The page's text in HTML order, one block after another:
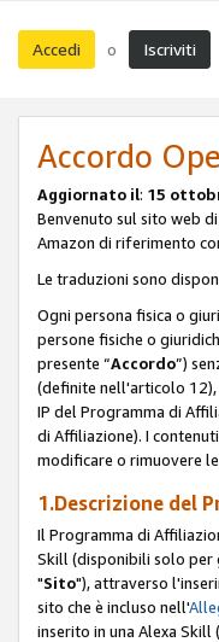
Accedi o Iscriviti
Accordo
Aggiornato il: 15
Benvenuto sul sito web
Amazon di riferimento
Le traduzioni sono
Ogni persona fisica o
persone fisiche o
presente “Accordo”)
(definite nell'articolo 12),
IP del Programma di
di Affiliazione). I
modificare o rimuovere
1.Descrizione del
Il Programma di
Skill (disponibili solo per
"Sito"), attraverso
sito che è incluso nell'
inserito in una Alexa